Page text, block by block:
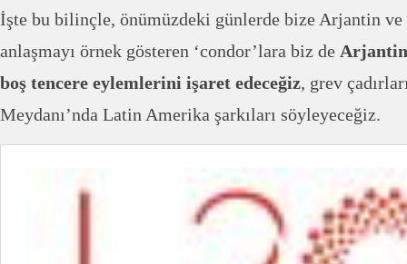
İşte bu bilinçle, önümüzdeki günlerde bize Arjantin ve
anlaşmayı örnek gösteren ‘condor’lara biz de
boş tencere eylemlerini işaret edeceğiz, grev
Meydanı’nda Latin Amerika şarkıları söyleyeceğiz.